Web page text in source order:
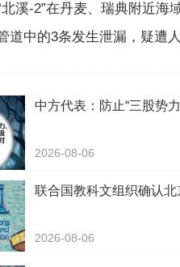
北溪-2”在丹麦、瑞典附近
道中的3条发生泄漏，疑遭人
中方代表：防止“三股势
2026-08-06
联合国教科文组织确认北
2026-08-06